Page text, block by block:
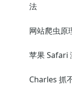
法
网站爬虫原
苹果 Safari
Charles 抓